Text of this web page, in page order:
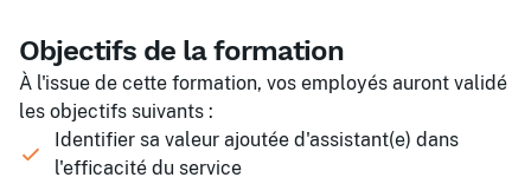
Objectifs de la formation
À l'issue de cette formation, vos employés auront validé
les objectifs suivants :
Identifier sa valeur ajoutée d'assistant(e) dans
l'efficacité du service